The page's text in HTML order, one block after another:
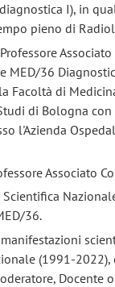
I), in
pieno di
Associato
MED/36
Facoltà di
di Bologna con
l'Azienda
Associato
36.
(1991-2022),
Docente